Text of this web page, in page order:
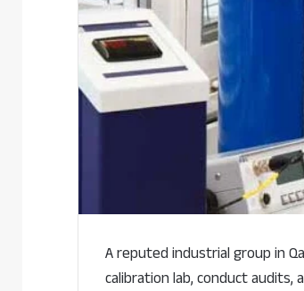
A reputed industrial group in
calibration lab, conduct audits,